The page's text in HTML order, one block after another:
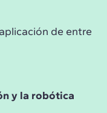
de entre
y la robótica